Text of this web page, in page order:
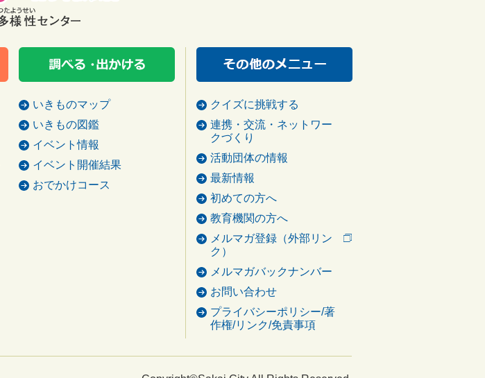
いきものマップ
いきもの図鑑
イベント情報
イベント開催結果
おでかけコース
クイズに挑戦する
連携・交流・ネットワー
クづくり
活動団体の情報
最新情報
初めての方へ
教育機関の方へ
メルマガ登録（外部リン
ク）
メルマガバックナンバー
お問い合わせ
プライバシーポリシー/著
作権/リンク/免責事項